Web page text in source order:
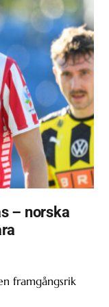
– norska
framgångsrik